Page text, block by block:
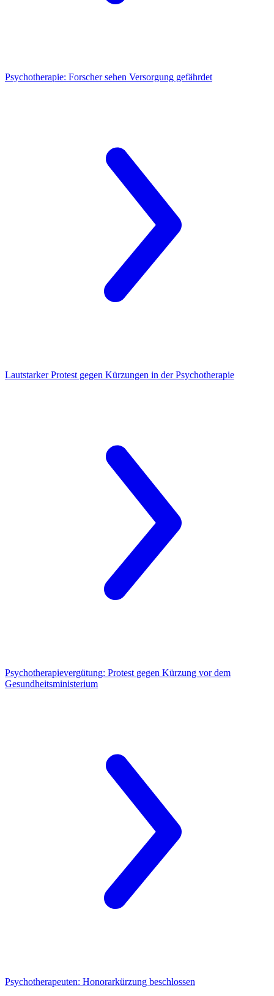
Psychotherapie: Forscher sehen Versorgung gefährdet
Lautstarker Protest gegen Kürzungen in der Psychotherapie
Psychotherapievergütung: Protest gegen Kürzung vor dem
Gesundheitsministerium
Psychotherapeuten: Honorarkürzung beschlossen